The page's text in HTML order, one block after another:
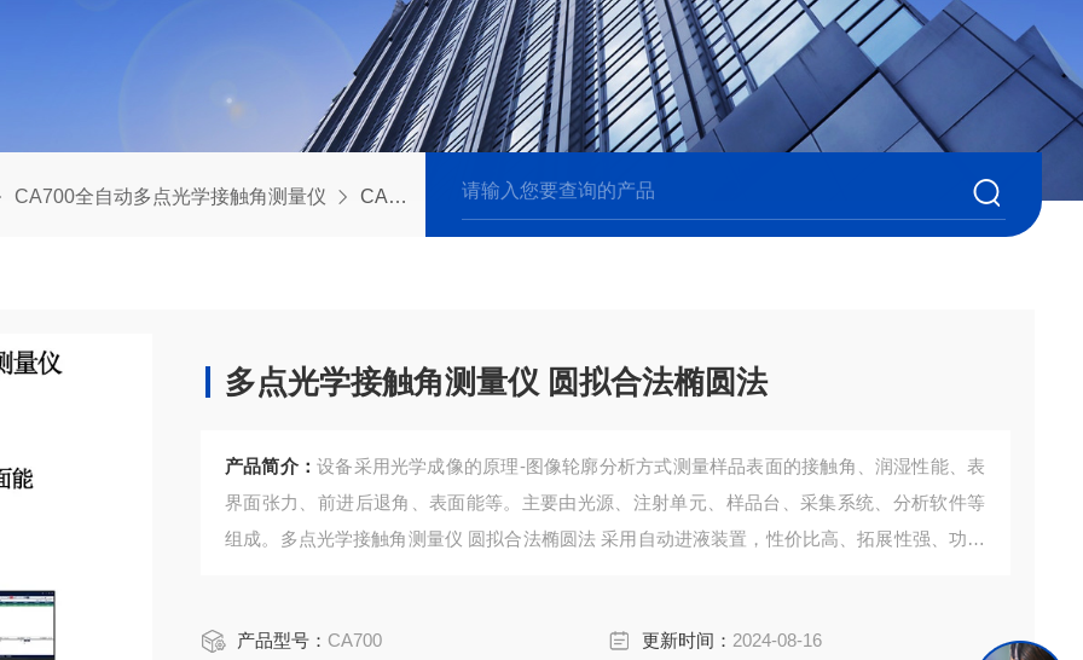
CA700全自动多点光学接触角测量仪 CA700多点光学接触角测量仪 圆拟合法椭圆法
多点光学接触角测量仪 圆拟合法椭圆法
产品简介：设备采用光学成像的原理-图像轮廓分析方式测量样品表面的接触角、润湿性能、表
界面张力、前进后退角、表面能等。主要由光源、注射单元、样品台、采集系统、分析软件等
组成。多点光学接触角测量仪 圆拟合法椭圆法 采用自动进液装置，性价比高、拓展性强、功能
产品型号： CA700 更新时间： 2024-08-16